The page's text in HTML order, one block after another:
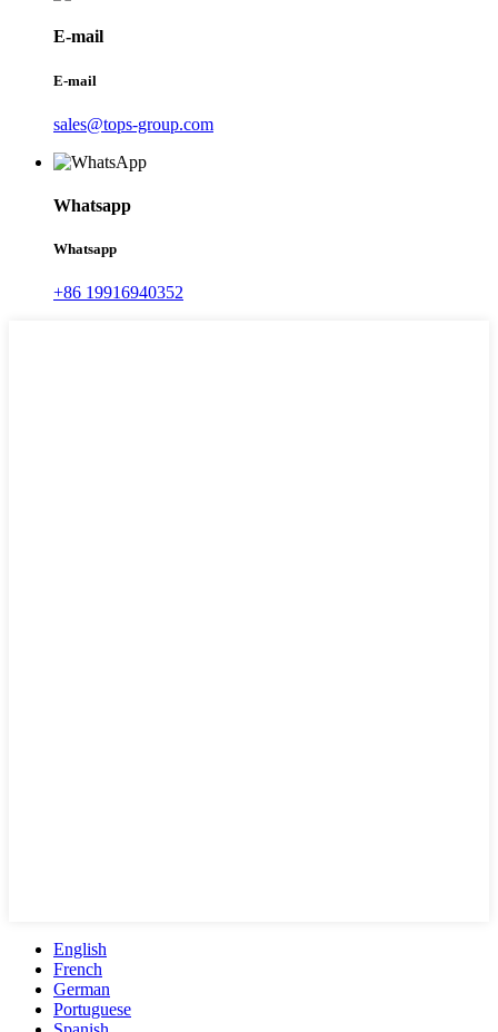
E-mail
E-mail
sales@tops-group.com
Whatsapp
Whatsapp
+86 19916940352
English
French
German
Portuguese